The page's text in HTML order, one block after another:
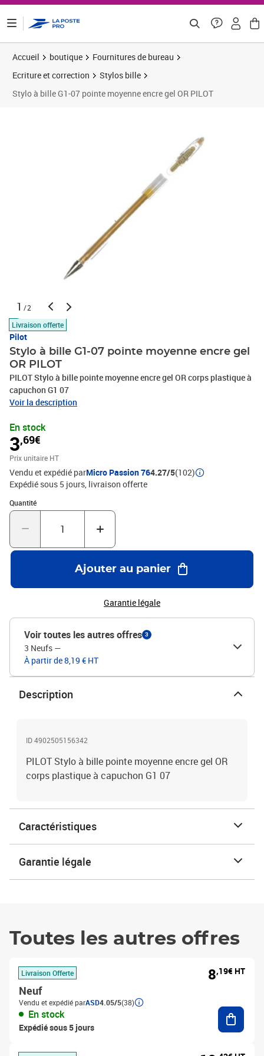
Accueil boutique
Fournitures de bureau
Ecriture et correction
Stylos bille
Stylo à bille G1-07 pointe moyenne encre gel OR PILOT
1 /2
Livraison offerte
Pilot
Stylo à bille G1-07 pointe moyenne encre gel
OR PILOT
PILOT Stylo à bille pointe moyenne encre gel OR corps plastique à
capuchon G1 07
Voir la description
En stock
3,69€
Prix unitaire HT
Vendu et expédié parMicro Passion 764.27/5(102)
Expédié sous 5 jours livraison offerte
Quantité
Quantité : 1
Ajouter au panier
Garantie légale
Voir toutes les autres offres 3
3 Neufs —
À partir de 8,19 € HT
Description
ID 4902505156342
PILOT Stylo à bille pointe moyenne encre gel OR
corps plastique à capuchon G1 07
Caractéristiques
Garantie légale
Toutes les autres offres
Livraison Offerte
Neuf
Vendu et expédié parASD4.05/5(38)
En stock
Expédié sous 5 jours
8,19€ HT